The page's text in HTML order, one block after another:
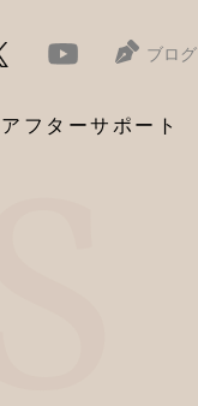
ブログ
アフターサポート